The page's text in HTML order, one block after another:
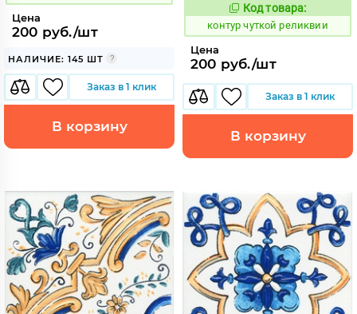
Цена
200 руб./шт
НАЛИЧИЕ: 145 ШТ
Заказ в 1 клик
В корзину
764705
Код товара:
контур чуткой реликвии
Цена
200 руб./шт
Заказ в 1 клик
В корзину